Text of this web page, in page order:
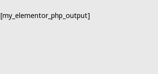
[my_elementor_php_output]